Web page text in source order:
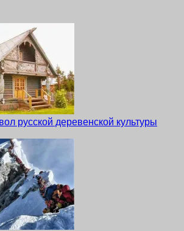
русской деревенской культуры